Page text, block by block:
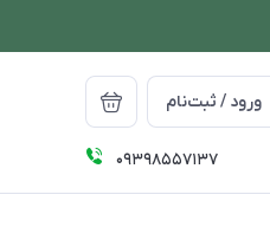
ورود / ثبت‌نام
09398557137